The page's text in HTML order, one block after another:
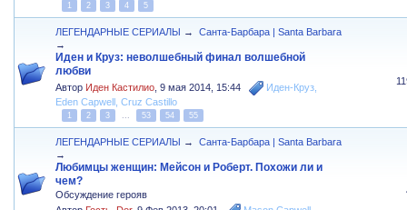
1 2 3 4 5
ЛЕГЕНДАРНЫЕ СЕРИАЛЫ →
Санта-Барбара | Santa Barbara
→
Иден и Круз: неволшебный финал волшебной
любви
Автор Иден Кастилио ,9 мая 2014, 15:44 Иден-Круз
Eden Capwell ,Cruz Castillo
1 2 3 ... 53 54 55
ЛЕГЕНДАРНЫЕ СЕРИАЛЫ →
Санта-Барбара | Santa Barbara
→
Любимцы женщин: Мейсон и Роберт. Похожи ли и
чем?
Обсуждение герояв